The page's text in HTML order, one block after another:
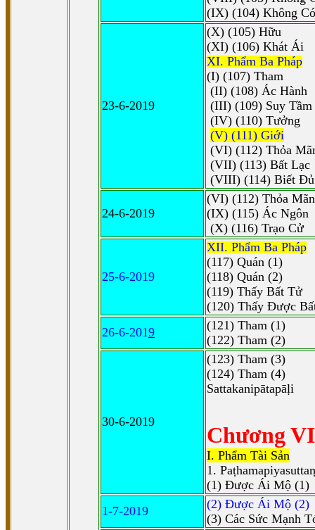
(IX) (104) Không
23-6-2019
(X) (105) Hữu
(XI) (106) Khát Ái
XI. Phẩm Ba Pháp
(I) (107) Tham
(II) (108) Ác Hành
(III) (109) Suy Tầm
(IV) (110) Tưởng
(V) (111) Giới
(VI) (112) Thỏa
(VII) (113) Bất Lạc
(VIII) (114) Biết
24-6-2019
(VI) (112) Thỏa
(IX) (115) Ác Ngôn
(X) (116) Trạo Cử
25-6-2019
XII. Phẩm Ba Pháp
(117) Quán (1)
(118) Quán (2)
(119) Thấy Bất Tử
(120) Thấy Ðược
26-6-2019
(121) Tham (1)
(122) Tham (2)
30-6-2019
(123) Tham (3)
(124) Tham (4)
Sattakanipātapāḷi
Chương
I. Phẩm Tài Sản
1.
(1) Ðược Ái Mộ (1)
1-7-2019
(2) Ðược Ái Mộ (2)
(3) Các Sức Mạnh